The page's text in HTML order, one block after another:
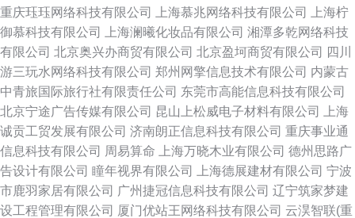
重庆珏珏网络科技有限公司
上海慕兆网络科技有限公司
上海柠
御慕科技有限公司
上海澜曦化妆品有限公司 湘潭多乾网络科技
有限公司 北京奥兴办商贸有限公司 北京盈坷商贸有限公司
四川
游三玩水网络科技有限公司 郑州网擎信息技术有限公司 内蒙古
中青旅国际旅行社有限责任公司 东莞市高能信息科技有限公司
北京宁途广告传媒有限公司 昆山上松威电子材料有限公司
上海
诚贡工贸发展有限公司 济南朗正信息科技有限公司 重庆事业通
信息科技有限公司 周易算命 上海万晓木业有限公司 德州思路广
告设计有限公司 瞳年视界有限公司 上海德展建材有限公司 宁波
市鹿羽家居有限公司 广州捷冠信息科技有限公司 辽宁筑家梦建
设工程管理有限公司 厦门优站王网络科技有限公司 云淏智联(重